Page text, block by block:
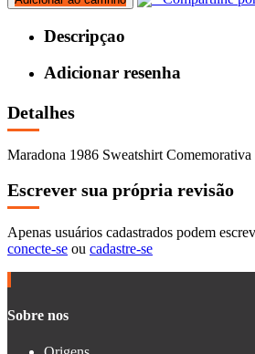
Descripçao
Adicionar resenha
Detalhes
Maradona 1986 Sweatshirt Comemorativa
Escrever sua própria revisão
Apenas usuários cadastrados podem
conecte-se ou cadastre-se
Sobre nos